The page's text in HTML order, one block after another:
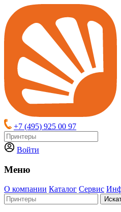
+7 (495) 925 00 97
Войти
Меню
О компании Каталог Сервис